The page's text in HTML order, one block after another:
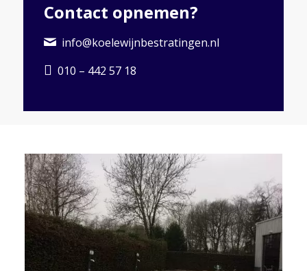
Contact opnemen?
info@koelewijnbestratingen.nl
010 – 442 57 18